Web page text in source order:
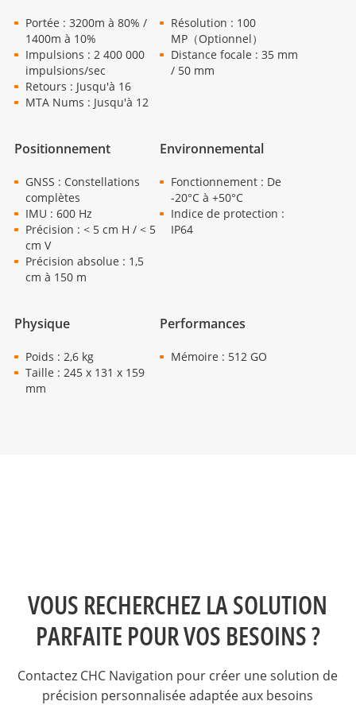
Portée : 3200m à 80% /
1400m à 10%
Impulsions : 2 400 000
impulsions/sec
Retours : Jusqu'à 16
MTA Nums : Jusqu'à 12
Résolution : 100
MP（Optionnel）
Distance focale : 35 mm
/ 50 mm
Positionnement
GNSS : Constellations
complètes
IMU : 600 Hz
Précision : < 5 cm H / < 5
cm V
Précision absolue : 1,5
cm à 150 m
Environnemental
Fonctionnement : De
-20°C à +50°C
Indice de protection :
IP64
Physique
Poids : 2,6 kg
Taille : 245 x 131 x 159
mm
Performances
Mémoire : 512 GO
VOUS RECHERCHEZ LA SOLUTION
PARFAITE POUR VOS BESOINS ?
Contactez CHC Navigation pour créer une solution de
précision personnalisée adaptée aux besoins